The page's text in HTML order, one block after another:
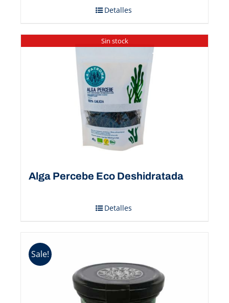
Detalles
Sin stock
Alga Percebe Eco Deshidratada
Detalles
Sale!